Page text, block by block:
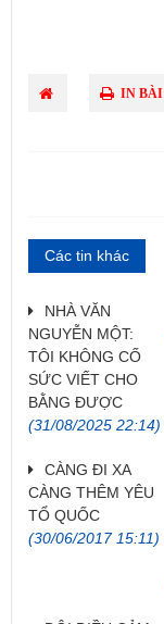
IN
Các tin khác
NHÀ VĂN
NGUYỄN MỘT:
TÔI KHÔNG CỐ
SỨC VIẾT CHO
BẰNG ĐƯỢC
(31/08/2025 22:14)
CÀNG ĐI XA
CÀNG THÊM YÊU
TỔ QUỐC
(30/06/2017 15:11)